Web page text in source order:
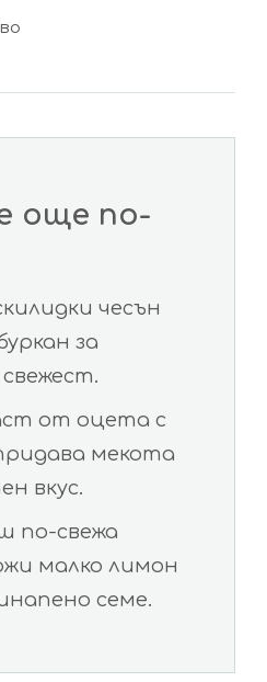
още по-
чесън
за
от оцета с
мекота
вкус.
по-свежа
малко лимон
семе.